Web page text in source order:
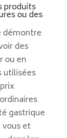
produits
ou des
démontre
des
ou en
utilisées
gastrique
et